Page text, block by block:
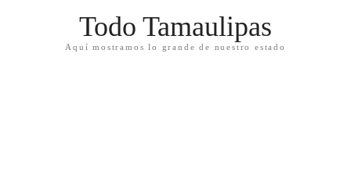
Todo Tamaulipas
Aquí mostramos lo grande de nuestro estado